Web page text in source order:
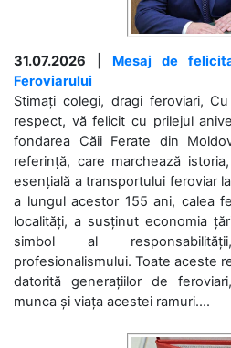
31.07.2026
Mesaj de
Feroviarului
Stimați colegi, dragi feroviari,
respect, vă felicit cu prilejul
fondarea Căii Ferate din
referință, care marchează
esențială a transportului feroviar
a lungul acestor 155 ani, calea
localități, a susținut economia
simbol al
profesionalismului. Toate aceste
datorită generațiilor de
munca și viața acestei ramuri....